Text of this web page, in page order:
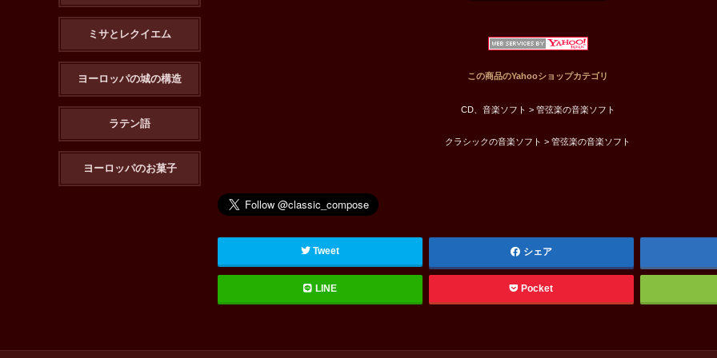
この商品のYahooショップカテゴリ
CD、音楽ソフト > 管弦楽の音楽ソフト
クラシックの音楽ソフト > 管弦楽の音楽ソフト
Tweet シェア
LINE Pocket
ミサとレクイエム
ヨーロッパの城の構造
ラテン語
ヨーロッパのお菓子